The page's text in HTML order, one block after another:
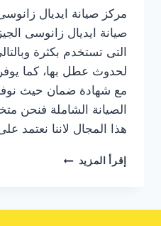
مركز صيانة ايديال
صيانة ايديال زانوسى
التى تستخدم بكثرة
لحدوث عطل بها، كما
مع شهادة ضمان حيث
الصيانة الشاملة
هذا المجال لاننا نعتمد
إقرأ المزيد مركز